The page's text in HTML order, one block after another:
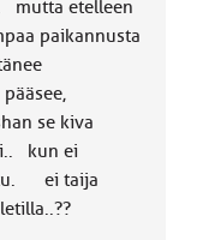
mutta etelleen
paikannusta
se kiva
kun ei
ei taija